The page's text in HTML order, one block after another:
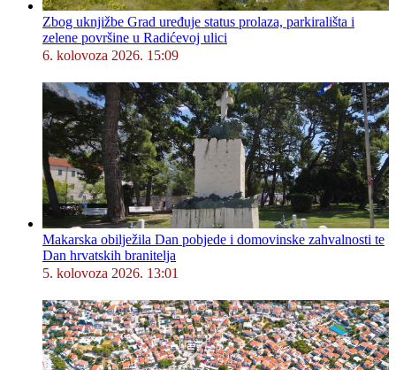
Zbog uknjižbe Grad uređuje status prolaza, parkirališta i
zelene površine u Radićevoj ulici
6. kolovoza 2026. 15:09
Makarska obilježila Dan pobjede i domovinske zahvalnosti te
Dan hrvatskih branitelja
5. kolovoza 2026. 13:01